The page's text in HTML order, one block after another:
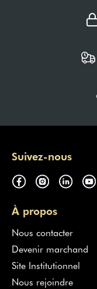
Suivez-nous
À propos
Nous contacter
Devenir marchand
Site Institutionnel
Nous rejoindre